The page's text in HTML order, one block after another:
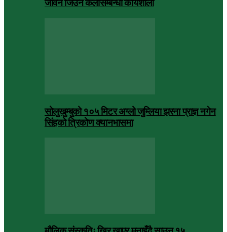
जीवन जिउने कलासम्बन्धी कार्यशाला
सोलुखुम्बुको १०५ मिटर अग्लो जुम्लिया झरना प्राज्ञ नगेन
सिंहको त्रिकोण क्यानभासमा